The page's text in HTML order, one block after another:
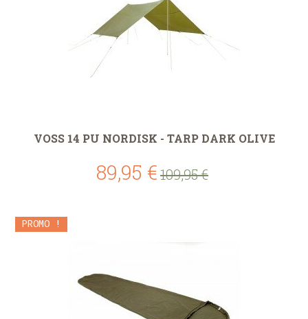
VOSS 14 PU NORDISK - TARP DARK OLIVE
89,95 €109,95 €
PROMO !